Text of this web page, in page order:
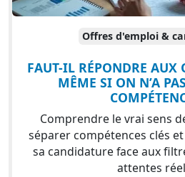
Offres d'emploi &
FAUT-IL RÉPONDRE AUX
MÊME SI ON N’A
Comprendre le vrai sens
séparer compétences clés
sa candidature face aux
attentes